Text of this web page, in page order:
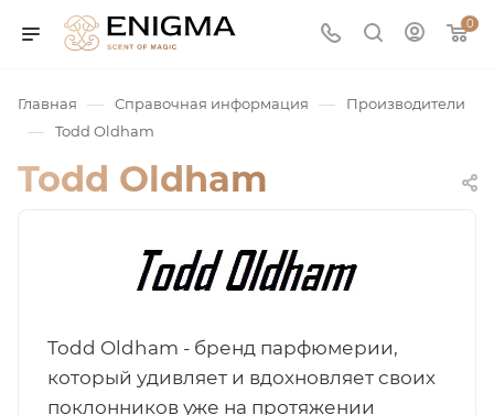
0
Главная — Справочная информация — Производители
— Todd Oldham
Todd Oldham
Todd Oldham - бренд парфюмерии,
который удивляет и вдохновляет своих
поклонников уже на протяжении